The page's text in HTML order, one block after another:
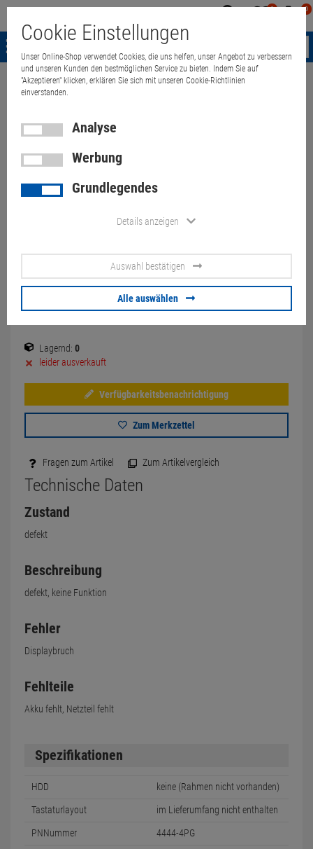
0 0
Menü
Weiter einkaufen
15,6" Lenovo ThinkPad L512 i5
M460 2,53GHz Displaybruch
Teile fehlen, defekt
13,50 €
Lagernd: 0
leider ausverkauft
Verfügbarkeitsbenachrichtigung
Zum Merkzettel
Fragen zum Artikel Zum Artikelvergleich
Technische Daten
Zustand
defekt
Beschreibung
defekt, keine Funktion
Fehler
Displaybruch
Fehlteile
Akku fehlt, Netzteil fehlt
Spezifikationen
HDD keine (Rahmen nicht vorhanden)
Tastaturlayout im Lieferumfang nicht enthalten
PNNummer 4444-4PG
Cookie Einstellungen
Unser Online-Shop verwendet Cookies, die uns helfen, unser Angebot zu verbessern
und unseren Kunden den bestmöglichen Service zu bieten. Indem Sie auf
"Akzeptieren" klicken, erklären Sie sich mit unseren Cookie-Richtlinien
einverstanden.
Analyse
Werbung
Grundlegendes
Details anzeigen
Auswahl bestätigen
Alle auswählen